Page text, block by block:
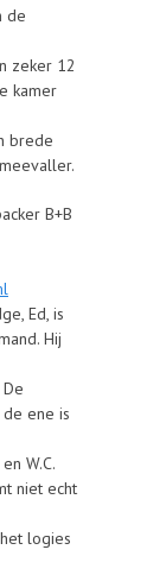
de
zeker 12
kamer
brede
B+B
Ed, is
Hij
ene is
W.C.
niet echt
logies